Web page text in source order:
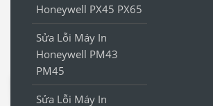
Honeywell PX45 PX65
Sửa Lỗi Máy In
Honeywell PM43
PM45
Sửa Lỗi Máy In